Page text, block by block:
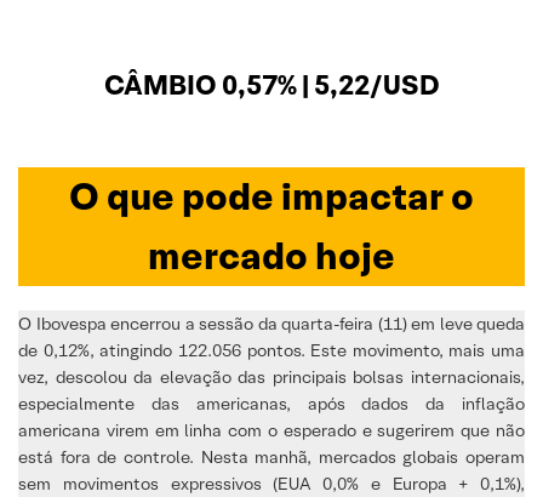
CÂMBIO 0,57% | 5,22/USD
O que pode impactar o
mercado hoje
O Ibovespa encerrou a sessão da quarta-feira (11) em leve queda
de 0,12%, atingindo 122.056 pontos. Este movimento, mais uma
vez, descolou da elevação das principais bolsas internacionais,
especialmente das americanas, após dados da inflação
americana virem em linha com o esperado e sugerirem que não
está fora de controle. Nesta manhã, mercados globais operam
sem movimentos expressivos (EUA 0,0% e Europa + 0,1%),